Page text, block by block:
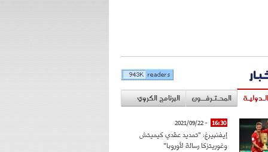
المحـتـرفــون البرنامج الكروي
16:30
- 2021/09/22
إيفنبيرغ: "تمديد عقدي كيميتش
وغوريتزكا رسالة لأوروبا"